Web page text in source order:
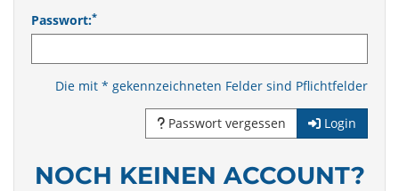
Passwort:*
Die mit * gekennzeichneten Felder sind Pflichtfelder
Passwort vergessen Login
NOCH KEINEN ACCOUNT?